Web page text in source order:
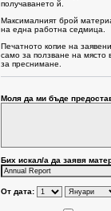
получаването й.
Максималният брой
на една работна седмица.
Печатното копие на
само за ползване на място
за преснимане.
Моля да ми бъде
Бих искал/a да заявя
От дата: